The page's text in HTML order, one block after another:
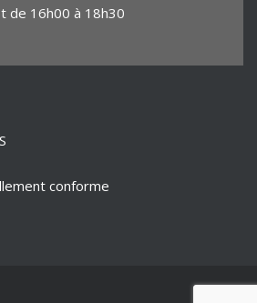
de 16h00 à 18h30
conforme